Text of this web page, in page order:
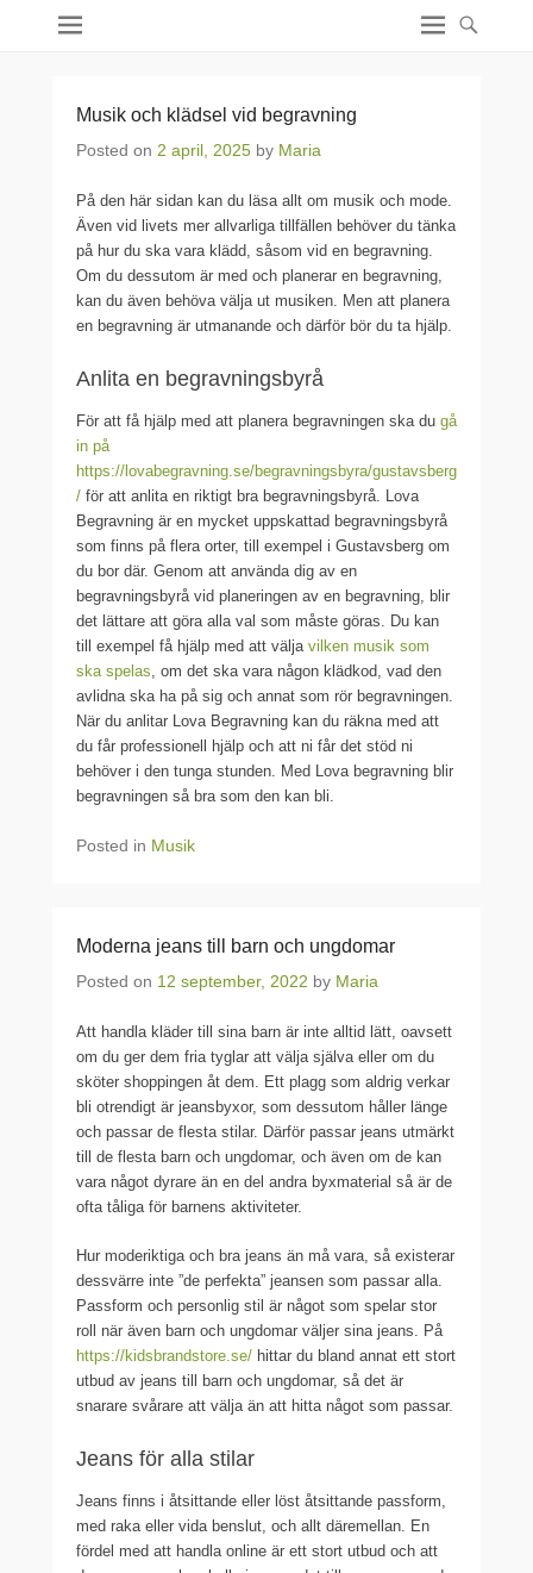
Musik och klädsel vid begravning
Posted on 2 april, 2025 by Maria
På den här sidan kan du läsa allt om musik och mode.
Även vid livets mer allvarliga tillfällen behöver du tänka
på hur du ska vara klädd, såsom vid en begravning.
Om du dessutom är med och planerar en begravning,
kan du även behöva välja ut musiken. Men att planera
en begravning är utmanande och därför bör du ta hjälp.
Anlita en begravningsbyrå
För att få hjälp med att planera begravningen ska du gå
in på
https://lovabegravning.se/begravningsbyra/gustavsberg
/ för att anlita en riktigt bra begravningsbyrå. Lova
Begravning är en mycket uppskattad begravningsbyrå
som finns på flera orter, till exempel i Gustavsberg om
du bor där. Genom att använda dig av en
begravningsbyrå vid planeringen av en begravning, blir
det lättare att göra alla val som måste göras. Du kan
till exempel få hjälp med att välja vilken musik som
ska spelas, om det ska vara någon klädkod, vad den
avlidna ska ha på sig och annat som rör begravningen.
När du anlitar Lova Begravning kan du räkna med att
du får professionell hjälp och att ni får det stöd ni
behöver i den tunga stunden. Med Lova begravning blir
begravningen så bra som den kan bli.
Posted in Musik
Moderna jeans till barn och ungdomar
Posted on 12 september, 2022 by Maria
Att handla kläder till sina barn är inte alltid lätt, oavsett
om du ger dem fria tyglar att välja själva eller om du
sköter shoppingen åt dem. Ett plagg som aldrig verkar
bli otrendigt är jeansbyxor, som dessutom håller länge
och passar de flesta stilar. Därför passar jeans utmärkt
till de flesta barn och ungdomar, och även om de kan
vara något dyrare än en del andra byxmaterial så är de
ofta tåliga för barnens aktiviteter.
Hur moderiktiga och bra jeans än må vara, så existerar
dessvärre inte ”de perfekta” jeansen som passar alla.
Passform och personlig stil är något som spelar stor
roll när även barn och ungdomar väljer sina jeans. På
https://kidsbrandstore.se/ hittar du bland annat ett stort
utbud av jeans till barn och ungdomar, så det är
snarare svårare att välja än att hitta något som passar.
Jeans för alla stilar
Jeans finns i åtsittande eller löst åtsittande passform,
med raka eller vida benslut, och allt däremellan. En
fördel med att handla online är ett stort utbud och att